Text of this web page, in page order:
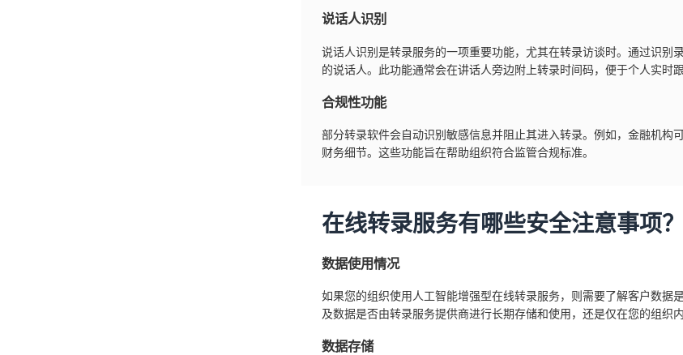
说话人识别
说话人识别是转录服务的一项重要功能，尤其在转录访谈时。通过识别
的说话人。此功能通常会在讲话人旁边附上转录时间码，便于个人实时跟
合规性功能
部分转录软件会自动识别敏感信息并阻止其进入转录。例如，金融机构
财务细节。这些功能旨在帮助组织符合监管合规标准。
在线转录服务有哪些安全注意事项？
数据使用情况
如果您的组织使用人工智能增强型在线转录服务，则需要了解客户数据
及数据是否由转录服务提供商进行长期存储和使用，还是仅在您的组织内
数据存储